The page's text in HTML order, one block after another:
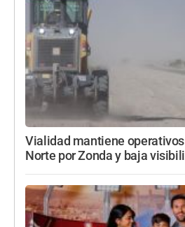
Vialidad mantiene
Norte por Zonda y baja